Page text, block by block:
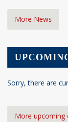
More News
Sorry, there are
More upcoming